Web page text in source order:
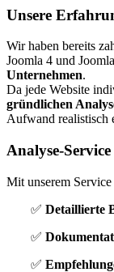
Unsere
Wir haben bereits
Joomla 4 und
Unternehmen.
Da jede Website
gründlichen
Aufwand realistisch
Analyse-
Mit unserem Service
✅ Detaillierte
✅
✅